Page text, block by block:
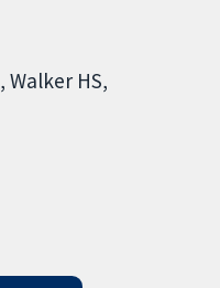
Walker HS